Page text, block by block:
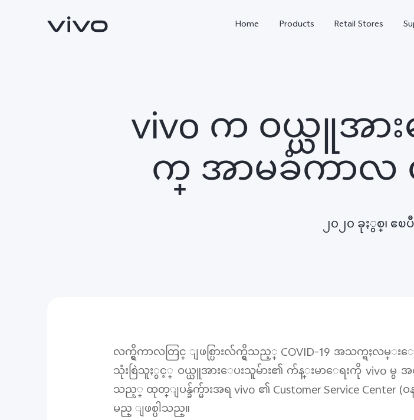
Home Products Retail Stores
vivo က ဝယ္ယူအာ
က္ အာမခံကာလ
၂၀၂၀ ခုႏွစ္၊ ဧ
လက္ရွိကာလတြင္ ျဖစ္ပြားလ်က္ရွိသည့္ COVID-19 အသက္ရႈလမ္
သုံးစြဲသူႏွင့္ ဝယ္ယူအားေပးသူမ်ား၏ က်န္းမာေရးကို vivo မွ အ
သည့္ ထုတ္ျပန္ခ်က္မ်ားအရ vivo ၏ Customer Service
မည္ ျဖစ္ပါသည္။